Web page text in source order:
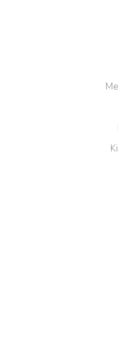
Ürün fiyatı diğer
Bu ürüne benzer